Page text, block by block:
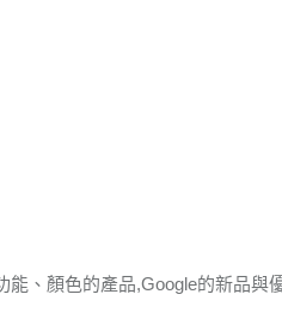
、顏色的產品,Google的新品與